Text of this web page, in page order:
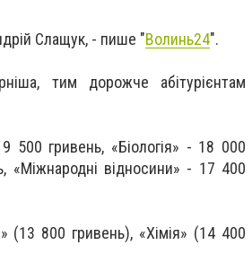
Слащук, - пише "Волинь24".
тим дорожче абітурієнтам
500 гривень, «Біологія» - 18 000
«Міжнародні відносини» - 17 400
(13 800 гривень), «Хімія» (14 400